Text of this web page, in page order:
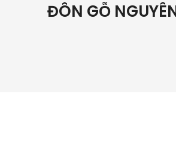
ĐÔN GỖ